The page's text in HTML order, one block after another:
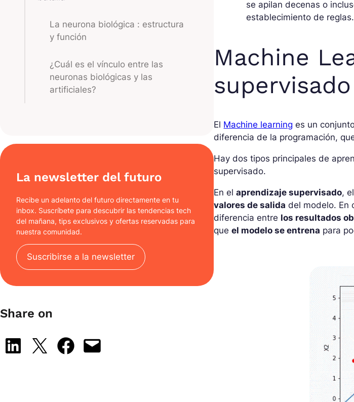
La neurona biológica : estructura
y función
¿Cuál es el vínculo entre las
neuronas biológicas y las
artificiales?
La newsletter del futuro
Recibe un adelanto del futuro directamente en tu
inbox. Suscríbete para descubrir las tendencias tech
del mañana, tips exclusivos y ofertas reservadas para
nuestra comunidad.
Suscribirse a la newsletter
Share on
Share on LinkedIn
Share on X Share on Facebook
Email this Page
se apilan decenas o
establecimiento de reglas.
Machine
El Machine learning es un
diferencia de la programación,
Hay dos tipos principales de
supervisado.
En elaprendizaje supervisado,
valores de salida del modelo. En
diferencia entre los resultados
queel modelo se entrena para